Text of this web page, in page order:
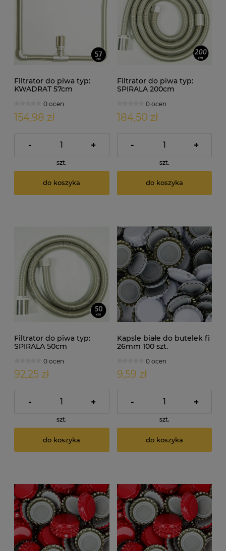
Filtrator do piwa typ:
KWADRAT 57cm
0 ocen
154,98 zł
- +
szt.
do koszyka
Filtrator do piwa typ:
SPIRALA 200cm
0 ocen
184,50 zł
- +
szt.
do koszyka
Filtrator do piwa typ:
SPIRALA 50cm
0 ocen
92,25 zł
- +
szt.
do koszyka
Kapsle białe do butelek fi
26mm 100 szt.
0 ocen
9,59 zł
- +
szt.
do koszyka